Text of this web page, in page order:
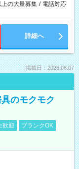
上の大量募集 / 電話対応
詳細へ
掲載日：2026.08.07
のモクモク
歓迎
ブランクOK